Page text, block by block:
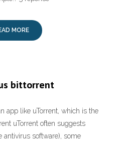
MORE
bittorrent
app like uTorrent, which is the
uTorrent often suggests
antivirus software), some